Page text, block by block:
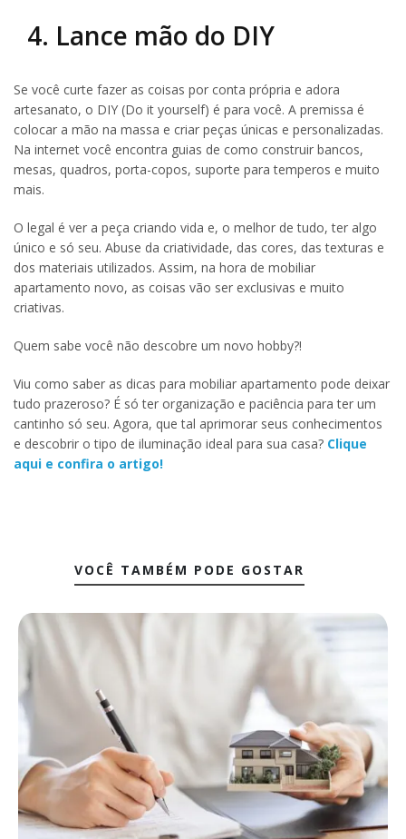
4. Lance mão do DIY
Se você curte fazer as coisas por conta própria e adora
artesanato, o DIY (Do it yourself) é para você. A premissa é
colocar a mão na massa e criar peças únicas e personalizadas.
Na internet você encontra guias de como construir bancos,
mesas, quadros, porta-copos, suporte para temperos e muito
mais.
O legal é ver a peça criando vida e, o melhor de tudo, ter algo
único e só seu. Abuse da criatividade, das cores, das texturas e
dos materiais utilizados. Assim, na hora de mobiliar
apartamento novo, as coisas vão ser exclusivas e muito
criativas.
Quem sabe você não descobre um novo hobby?!
Viu como saber as dicas para mobiliar apartamento pode deixar
tudo prazeroso? É só ter organização e paciência para ter um
cantinho só seu. Agora, que tal aprimorar seus conhecimentos
e descobrir o tipo de iluminação ideal para sua casa? Clique
aqui e confira o artigo!
VOCÊ TAMBÉM PODE GOSTAR